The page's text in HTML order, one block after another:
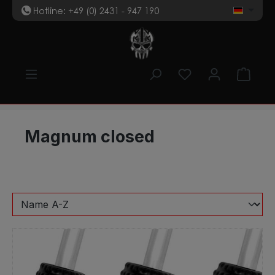
Zum Hauptinhalt springen
tHotline: +49 (0) 2431 - 947 190
Du hast 0
Magnum closed